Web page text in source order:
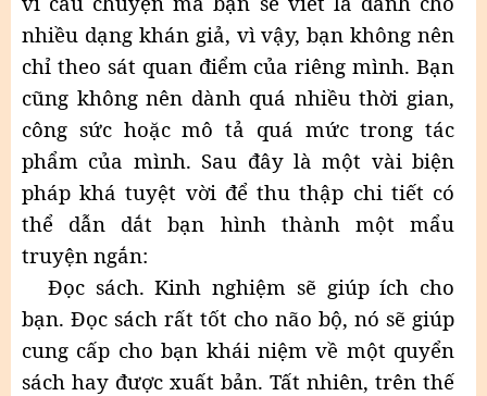
nhiều dạng khán giả, vì vậy, bạn không nên
chỉ theo sát quan điểm của riêng mình. Bạn
cũng không nên dành quá nhiều thời gian,
công sức hoặc mô tả quá mức trong tác
phẩm của mình. Sau đây là một vài biện
pháp khá tuyệt vời để thu thập chi tiết có
thể dẫn dắt bạn hình thành một mẩu
truyện ngắn:
Đọc sách. Kinh nghiệm sẽ giúp ích cho
bạn. Đọc sách rất tốt cho não bộ, nó sẽ giúp
cung cấp cho bạn khái niệm về một quyển
sách hay được xuất bản. Tất nhiên, trên thế